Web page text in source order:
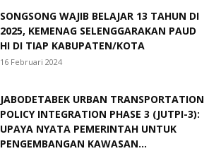
SONGSONG WAJIB BELAJAR 13 TAHUN DI
2025, KEMENAG SELENGGARAKAN PAUD
HI DI TIAP KABUPATEN/KOTA
16 Februari 2024
JABODETABEK URBAN TRANSPORTATION
POLICY INTEGRATION PHASE 3 (JUTPI-3):
UPAYA NYATA PEMERINTAH UNTUK
PENGEMBANGAN KAWASAN...